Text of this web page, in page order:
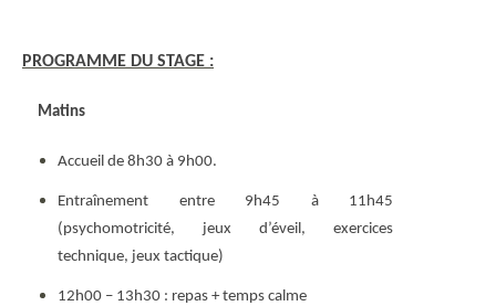
PROGRAMME DU STAGE :
Matins
Accueil de 8h30 à 9h00.
Entraînement entre 9h45 à 11h45
(psychomotricité, jeux d’éveil, exercices
technique, jeux tactique)
12h00 – 13h30 : repas + temps calme